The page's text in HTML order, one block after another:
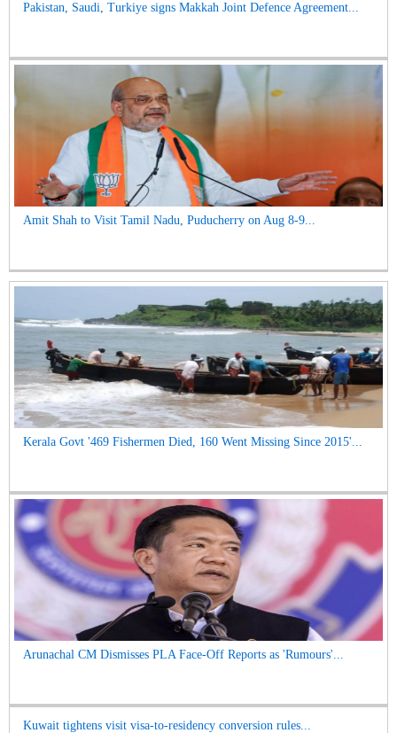
Pakistan, Saudi, Turkiye signs Makkah Joint Defence Agreement...
Amit Shah to Visit Tamil Nadu, Puducherry on Aug 8-9...
Kerala Govt '469 Fishermen Died, 160 Went Missing Since 2015'...
Arunachal CM Dismisses PLA Face-Off Reports as 'Rumours'...
Kuwait tightens visit visa-to-residency conversion rules...